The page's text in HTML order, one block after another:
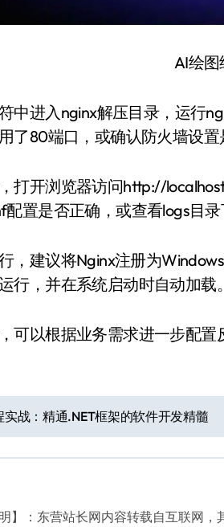
AI绘
中进入nginx解压目录，运行
了80端口，或确认防火墙设置
打开浏览器访问http://
置是否正确，或查看logs目录
，建议将Nginx注册为
行，并在系统启动时自动加载。
可以根据业务需求进一步配
实战：精通.NET框架的软件开发精髓
明】：东营站长网内容转载自互联网